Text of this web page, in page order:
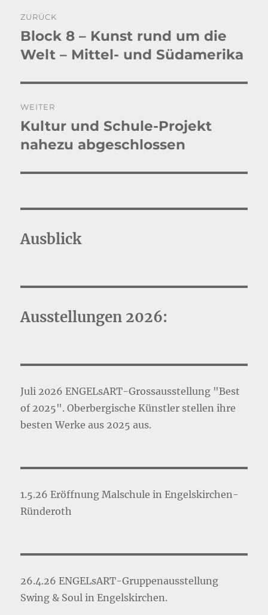
ZURÜCK
Vorheriger
Beitrag:
Block 8 – Kunst rund um die
Welt – Mittel- und Südamerika
WEITER
Nächster
Beitrag:
Kultur und Schule-Projekt
nahezu abgeschlossen
Ausblick
Ausstellungen 2026:
Juli 2026 ENGELsART-Grossausstellung "Best
of 2025". Oberbergische Künstler stellen ihre
besten Werke aus 2025 aus.
1.5.26 Eröffnung Malschule in Engelskirchen-
Ründeroth
26.4.26 ENGELsART-Gruppenausstellung
Swing & Soul in Engelskirchen.